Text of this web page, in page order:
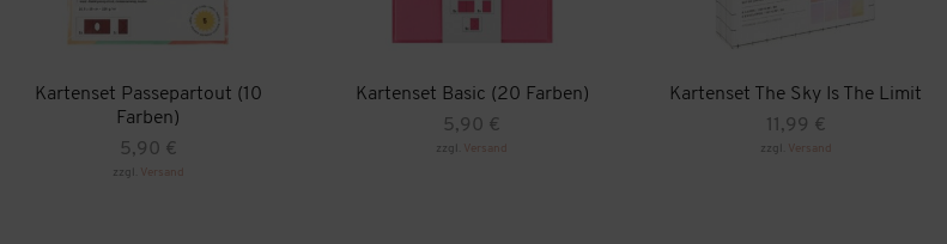
Kartenset Passepartout (10
Farben)
5,90 €
zzgl. Versand
Kartenset Basic (20 Farben)
5,90 €
zzgl. Versand
Kartenset The Sky Is The Limit
11,99 €
zzgl. Versand